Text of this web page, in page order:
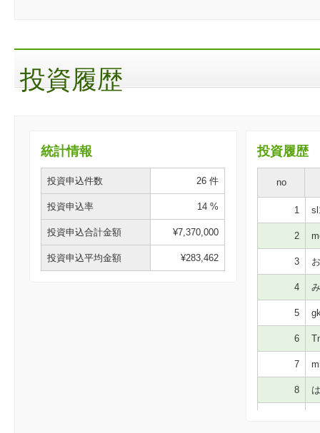
投資履歴
投資履歴
no
1
2
3
4
5
6
7
8
統計情報
投資申込件数 26 件
投資申込率 14 %
投資申込合計金額 ¥7,370,000
投資申込平均金額 ¥283,462